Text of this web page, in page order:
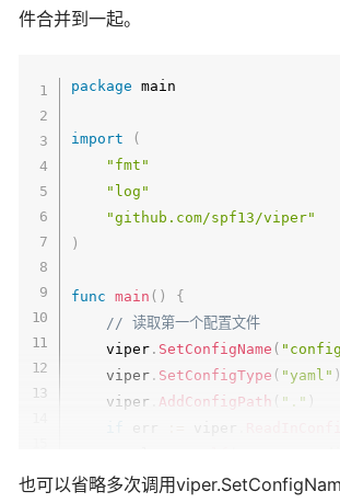
件合并到一起。
package main
import
(
"fmt"
"log"
"github.com/spf13/viper"
)
func main ( )
{
// 读取第一个配置文件
    viper
. SetConfigName (
    viper
. SetConfigType ( "yaml" )
    viper
AddConfigPath ( "." )
}
也可以省略多次调用